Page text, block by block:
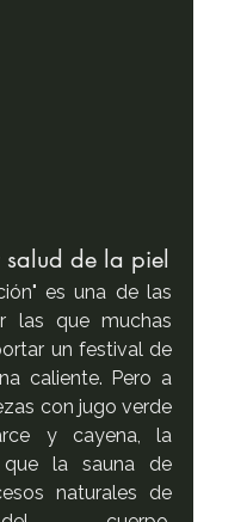
de la piel
es una de las
las que muchas
un festival de
caliente. Pero a
con jugo verde
y cayena, la
que la sauna de
naturales de